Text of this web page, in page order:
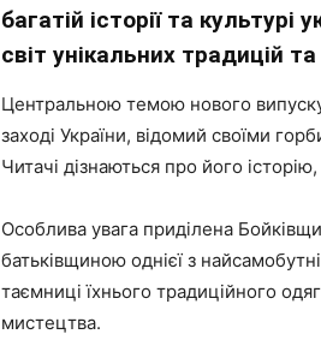
багатій історії та
світ унікальних традицій
Центральною темою нового
заході України, відомий своїми
Читачі дізнаються про його
Особлива увага приділена
батьківщиною однієї з
таємниці їхнього традиційного
мистецтва.